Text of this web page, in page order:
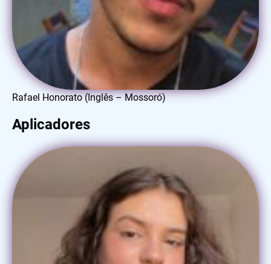
Rafael Honorato (Inglês – Mossoró)​
Aplicadores